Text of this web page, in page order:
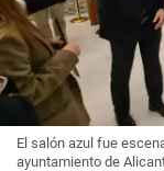
El salón azul fue
ayuntamiento de